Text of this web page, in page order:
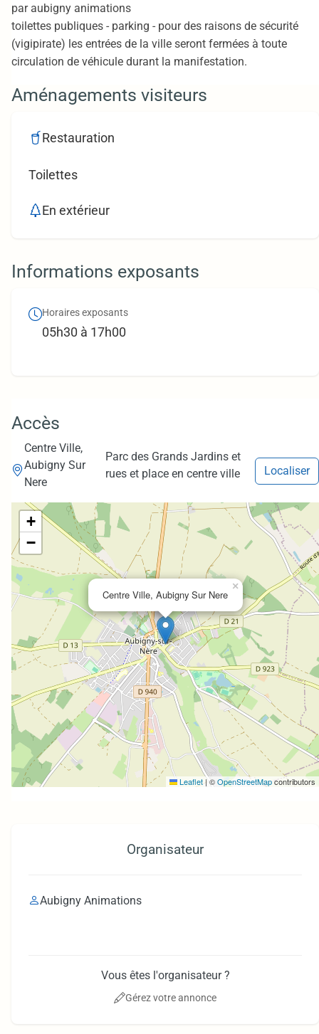
par aubigny animations
toilettes publiques - parking - pour des raisons de sécurité
(vigipirate) les entrées de la ville seront fermées à toute
circulation de véhicule durant la manifestation.
Aménagements visiteurs
Restauration
Toilettes
En extérieur
Informations exposants
Horaires exposants
05h30 à 17h00
Accès
Centre Ville,
Aubigny Sur
Nere
Parc des Grands Jardins et
rues et place en centre ville
Localiser
Centre Ville, Aubigny Sur Nere
×
+
−
Leaflet|©OpenStreetMapcontributors
Organisateur
Aubigny Animations
Vous êtes l'organisateur ?
Gérez votre annonce